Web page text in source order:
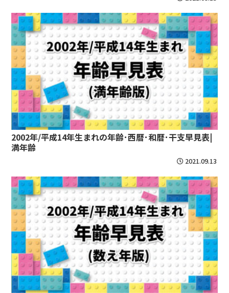
2002年/平成14年生まれの年齢･西暦･和暦･干支早見表|
満年齢
2021.09.13